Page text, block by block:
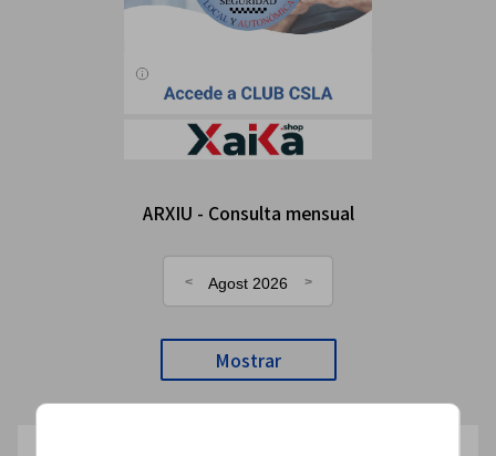
ARXIU - Consulta mensual
Agost 2026
Mostrar